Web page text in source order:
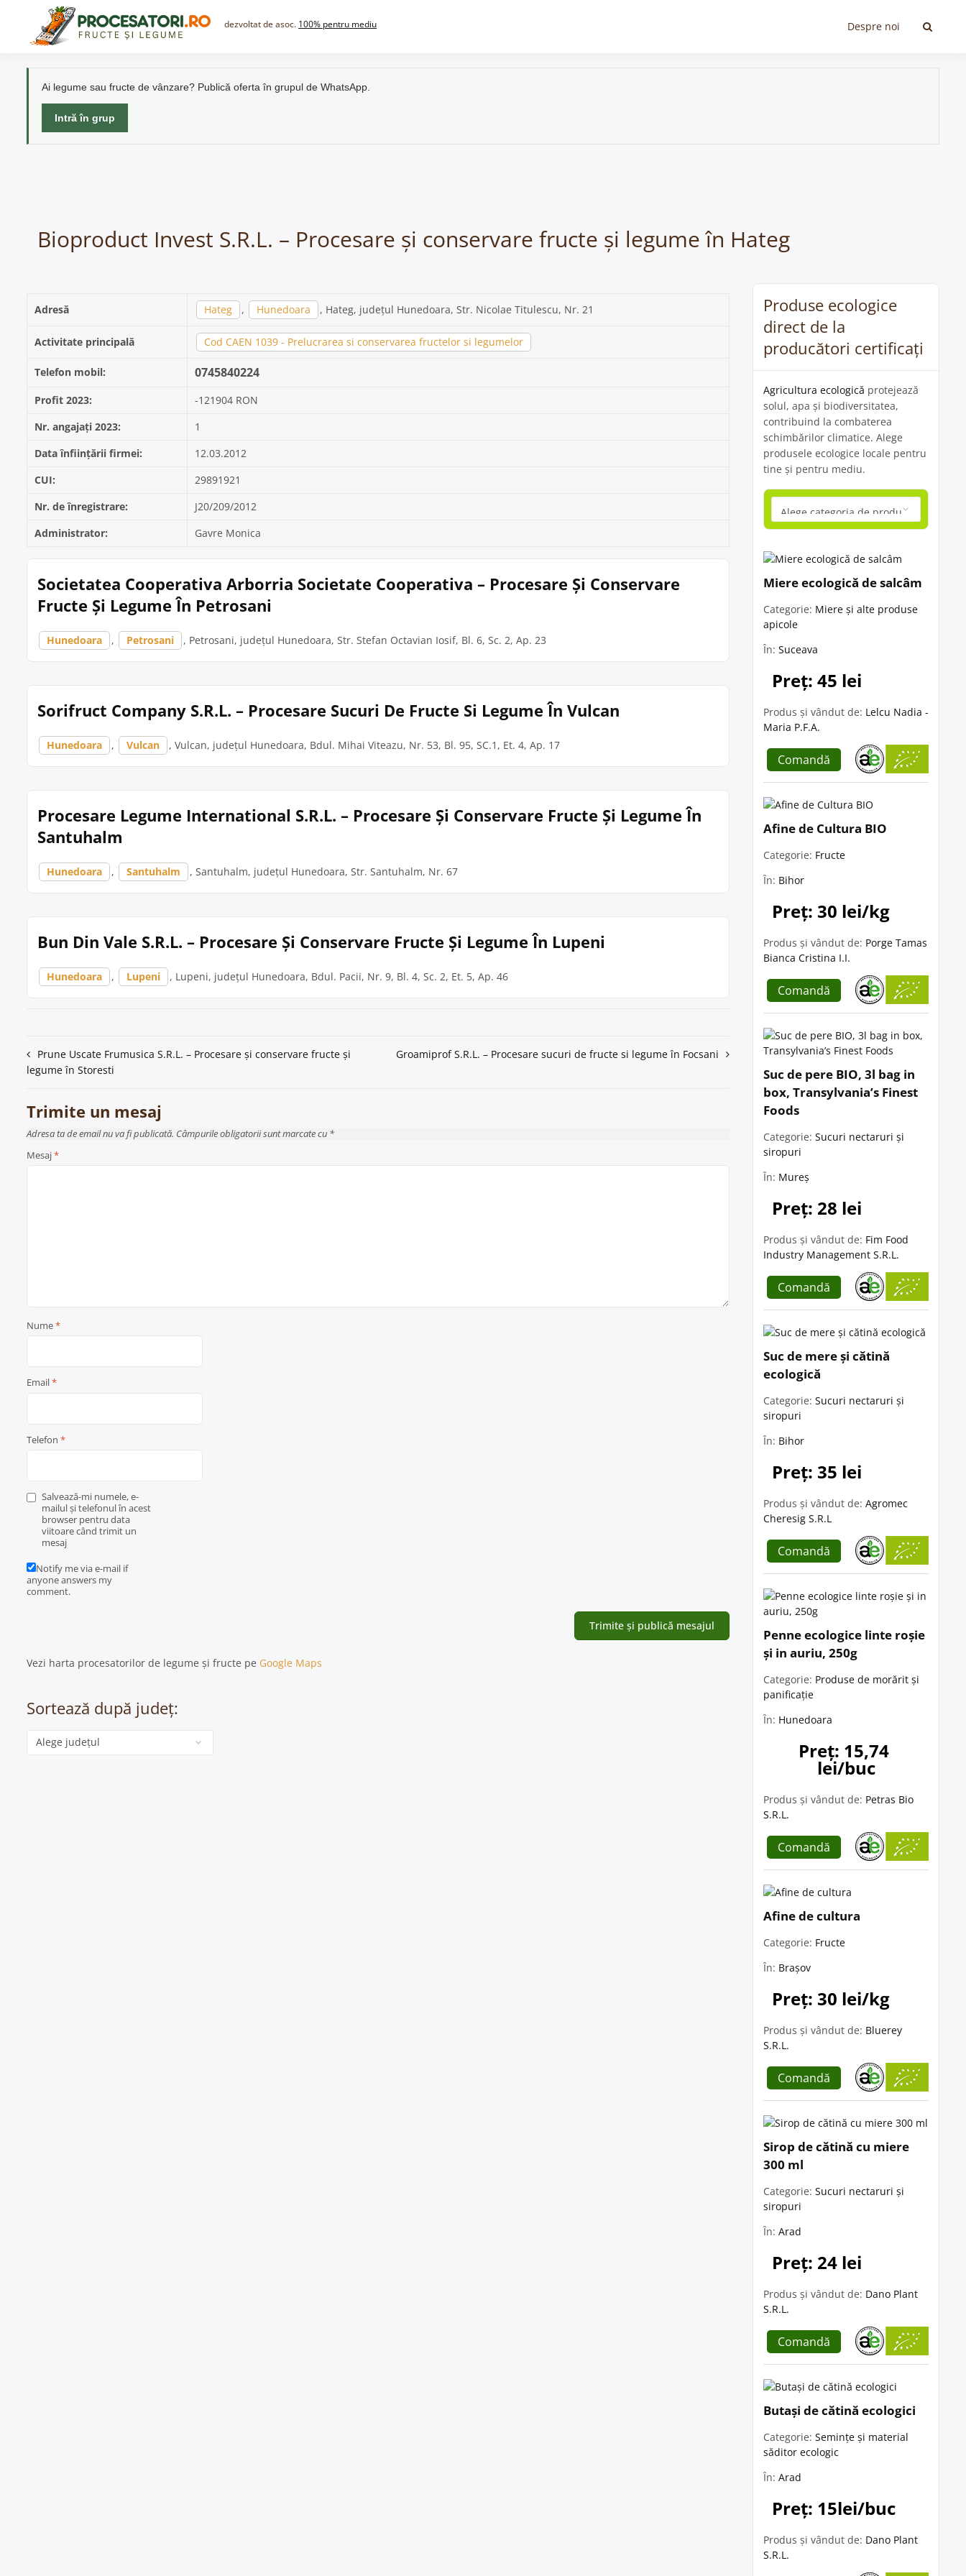
content
dezvoltat de asoc. 100% pentru mediu Despre noi
Ai legume sau fructe de vânzare? Publică oferta în grupul de WhatsApp.
Intră în grup
Bioproduct Invest S.R.L. – Procesare și conservare fructe și legume în Hateg
Adresă Hateg , Hunedoara , Hateg, județul Hunedoara, Str. Nicolae Titulescu, Nr. 21
Activitate principală Cod CAEN 1039 - Prelucrarea si conservarea fructelor si legumelor
Telefon mobil: 0745840224
Profit 2023:
-121904 RON
Nr. angajați 2023:
1
Data înființării firmei:
12.03.2012
CUI:
29891921
Nr. de înregistrare:
J20/209/2012
Administrator:
Gavre Monica
Societatea Cooperativa Arborria Societate Cooperativa – Procesare Și Conservare
Fructe Și Legume În Petrosani
Hunedoara , Petrosani , Petrosani, județul Hunedoara, Str. Stefan Octavian Iosif, Bl. 6, Sc. 2, Ap. 23
Sorifruct Company S.R.L. – Procesare Sucuri De Fructe Si Legume În Vulcan
Hunedoara , Vulcan , Vulcan, județul Hunedoara, Bdul. Mihai Viteazu, Nr. 53, Bl. 95, SC.1, Et. 4, Ap. 17
Procesare Legume International S.R.L. – Procesare Și Conservare Fructe Și Legume În
Santuhalm
Hunedoara , Santuhalm , Santuhalm, județul Hunedoara, Str. Santuhalm, Nr. 67
Bun Din Vale S.R.L. – Procesare Și Conservare Fructe Și Legume În Lupeni
Hunedoara , Lupeni , Lupeni, județul Hunedoara, Bdul. Pacii, Nr. 9, Bl. 4, Sc. 2, Et. 5, Ap. 46
Navigare
în
articole
Prune Uscate Frumusica S.R.L. – Procesare și conservare fructe și
legume în Storesti
Groamiprof S.R.L. – Procesare sucuri de fructe si legume în Focsani
Trimite un mesaj
Adresa ta de email nu va fi publicată. Câmpurile obligatorii sunt marcate cu *
Mesaj*
Nume*
Email*
Telefon *
Salvează-mi numele, e-
mailul și telefonul în acest
browser pentru data
viitoare când trimit un
mesaj
Notify me via e-mail if
anyone answers my
comment.
Vezi harta procesatorilor de legume și fructe pe Google Maps
Sortează după județ:
Categorie
Produse ecologice
direct de la
producători certificați
Agricultura ecologică protejează
solul, apa și biodiversitatea,
contribuind la combaterea
schimbărilor climatice. Alege
produsele ecologice locale pentru
tine și pentru mediu.
Miere ecologică de salcâm
Categorie: Miere și alte produse
apicole
În: Suceava
Preț: 45 lei
Produs și vândut de: Lelcu Nadia -
Maria P.F.A.
Comandă
Afine de Cultura BIO
Categorie: Fructe
În: Bihor
Preț: 30 lei/kg
Produs și vândut de: Porge Tamas
Bianca Cristina I.I.
Comandă
Suc de pere BIO, 3l bag in
box, Transylvania’s Finest
Foods
Categorie: Sucuri nectaruri și
siropuri
În: Mureș
Preț: 28 lei
Produs și vândut de: Fim Food
Industry Management S.R.L.
Comandă
Suc de mere și cătină
ecologică
Categorie: Sucuri nectaruri și
siropuri
În: Bihor
Preț: 35 lei
Produs și vândut de: Agromec
Cheresig S.R.L
Comandă
Penne ecologice linte roșie
și in auriu, 250g
Categorie: Produse de morărit și
panificație
În: Hunedoara
Preț: 15,74
lei/buc
Produs și vândut de: Petras Bio
S.R.L.
Comandă
Afine de cultura
Categorie: Fructe
În: Brașov
Preț: 30 lei/kg
Produs și vândut de: Bluerey
S.R.L.
Comandă
Sirop de cătină cu miere
300 ml
Categorie: Sucuri nectaruri și
siropuri
În: Arad
Preț: 24 lei
Produs și vândut de: Dano Plant
S.R.L.
Comandă
Butași de cătină ecologici
Categorie: Semințe și material
săditor ecologic
În: Arad
Preț: 15lei/buc
Produs și vândut de: Dano Plant
S.R.L.